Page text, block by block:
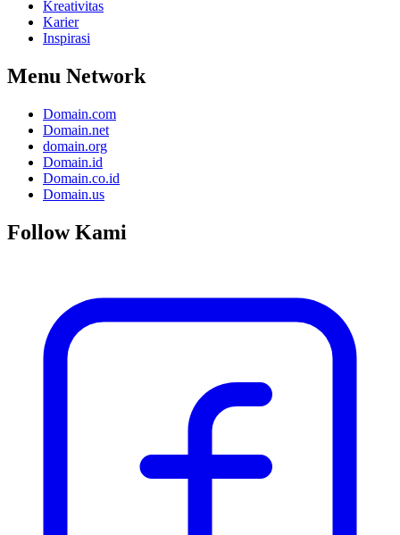
Kreativitas
Karier
Inspirasi
Menu Network
Domain.com
Domain.net
domain.org
Domain.id
Domain.co.id
Domain.us
Follow Kami